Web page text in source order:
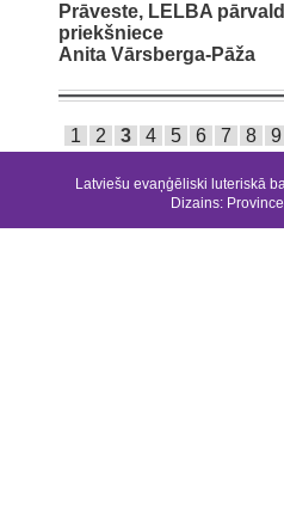
Prāveste, LELBA
priekšniece
Anita Vārsberga-Pāža
1 2 3 4 5 6 7 8 9
Latviešu evaņģēliski luteriskā
Dizains: